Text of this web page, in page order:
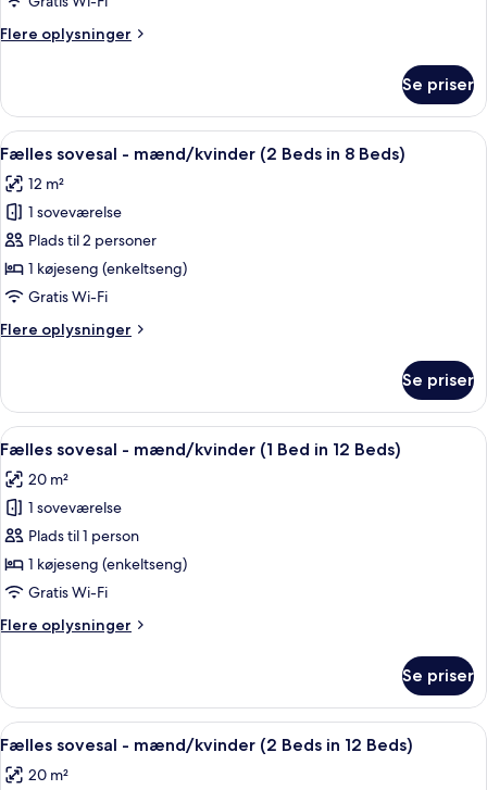
(1
8
Beds)
Flere oplysninger
Flere
sovesal
mænd/kvinder
Bed
in
8
Beds)
Se priser
Indlæs
alle
billeder
af
Fælles
sovesal
-
(2
8
Beds)
Et soveværelse med køjesenge, en
10
Fælles sovesal - mænd/kvinder (2 Beds in 8 Beds)
12 m²
1 soveværelse
Plads til 2 personer
1 køjeseng (enkeltseng)
Gratis Wi-Fi
Flere oplysninger
Flere
sovesal
mænd/kvinder
Beds
in
8
Beds)
Se priser
Indlæs
alle
billeder
af
Fælles
sovesal
-
(1
12
Beds)
En sovesalsstue med to køjesenge,
7
Fælles sovesal - mænd/kvinder (1 Bed in 12 Beds)
20 m²
1 soveværelse
Plads til 1 person
1 køjeseng (enkeltseng)
Gratis Wi-Fi
Flere oplysninger
Flere
sovesal
mænd/kvinder
Bed
Se priser
Indlæs
alle
billeder
En sovesalsstue med to køjesenge,
7
Fælles sovesal - mænd/kvinder (2 Beds in 12 Beds)
20 m²